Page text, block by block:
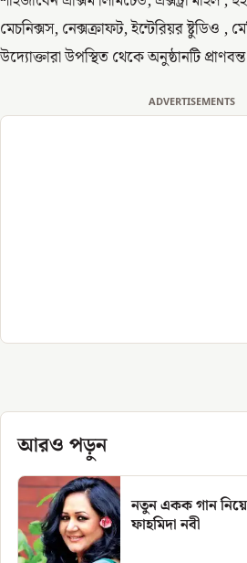
মেচনিক্সস, নেক্সক্রাফট, ইন্টেরিয়র ষ্টুডিও
উদ্যোক্তারা উপস্থিত থেকে অনুষ্ঠানটি
ADVERTISEMENTS
আরও পড়ুন
নতুন একক গান
ফাহমিদা নবী